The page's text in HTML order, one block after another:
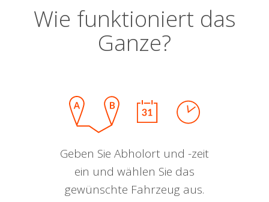
Wie funktioniert das
Ganze?
Geben Sie Abholort und -zeit
ein und wählen Sie das
gewünschte Fahrzeug aus.